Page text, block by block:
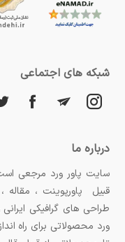
شبکه های اجتماعی
درباره ما
سایت پاور ورد مرجعی
قبیل پاورپوینت ، مقاله
طراحی های گرافیکی
ورد محصولاتی برای راه